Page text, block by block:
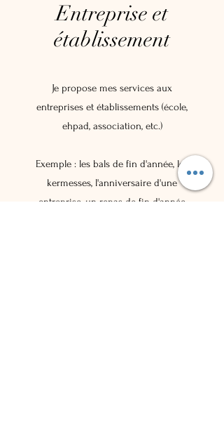
Entreprise et
établissement
Je propose mes services aux
entreprises et établissements (école,
ehpad, association, etc.)
Exemple : les bals de fin d'année, les
kermesses, l'anniversaire d'une
entreprise, un repas de fin d'année